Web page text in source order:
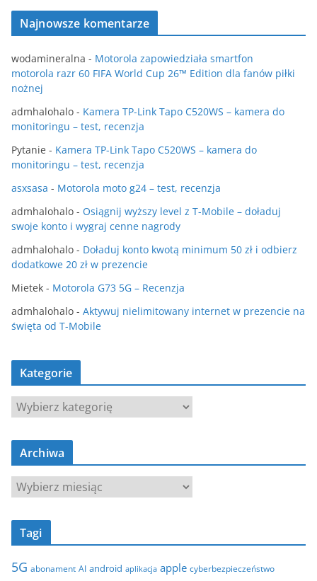
Najnowsze komentarze
wodamineralna - Motorola zapowiedziała smartfon
motorola razr 60 FIFA World Cup 26™ Edition dla fanów piłki
nożnej
admhalohalo - Kamera TP-Link Tapo C520WS – kamera do
monitoringu – test, recenzja
Pytanie - Kamera TP-Link Tapo C520WS – kamera do
monitoringu – test, recenzja
asxsasa - Motorola moto g24 – test, recenzja
admhalohalo - Osiągnij wyższy level z T-Mobile – doładuj
swoje konto i wygraj cenne nagrody
admhalohalo - Doładuj konto kwotą minimum 50 zł i odbierz
dodatkowe 20 zł w prezencie
Mietek - Motorola G73 5G – Recenzja
admhalohalo - Aktywuj nielimitowany internet w prezencie na
święta od T-Mobile
Kategorie
K
t
g
e
Archiwa
A
c
w
Tagi
5G abonament AI android aplikacja apple cyberbezpieczeństwo